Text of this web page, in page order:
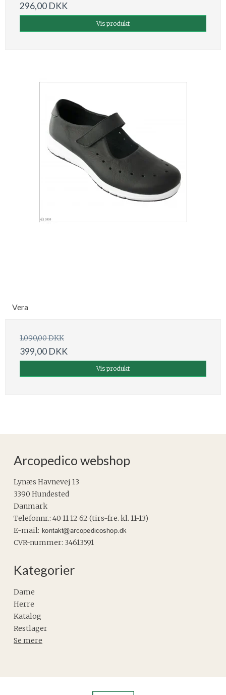
296,00 DKK
Vis produkt
Vera
1.090,00 DKK
399,00 DKK
Vis produkt
Arcopedico webshop
Lynæs Havnevej 13
3390 Hundested
Danmark
Telefonnr.: 40 11 12 62 (tirs-fre. kl. 11-13)
E-mail:
CVR-nummer: 34613591
Kategorier
Dame
Herre
Katalog
Restlager
Se mere